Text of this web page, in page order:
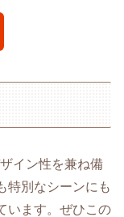
イン性を兼ね備
特別なシーンにも
います。ぜひこの